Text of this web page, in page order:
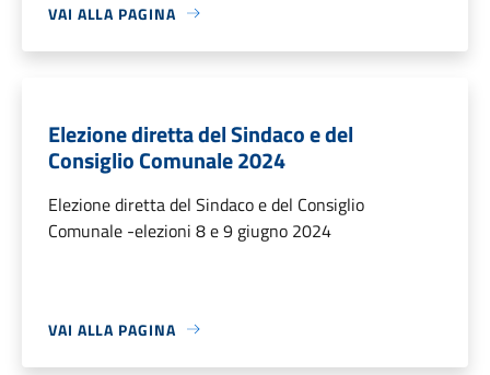
VAI ALLA PAGINA
Elezione diretta del Sindaco e del
Consiglio Comunale 2024
Elezione diretta del Sindaco e del Consiglio
Comunale -elezioni 8 e 9 giugno 2024
VAI ALLA PAGINA